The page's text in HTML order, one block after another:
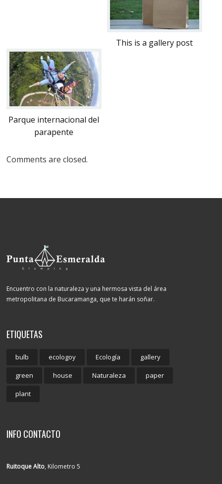
This is a gallery post
Parque internacional del
parapente
Comments are closed.
Encuentro con la naturaleza y una hermosa vista del área
metropolitana de Bucaramanga, que te harán soñar.
ETIQUETAS
bulb ecologoy Ecología gallery
green house Naturaleza paper
plant
INFO CONTACTO
Ruitoque Alto, Kilometro 5